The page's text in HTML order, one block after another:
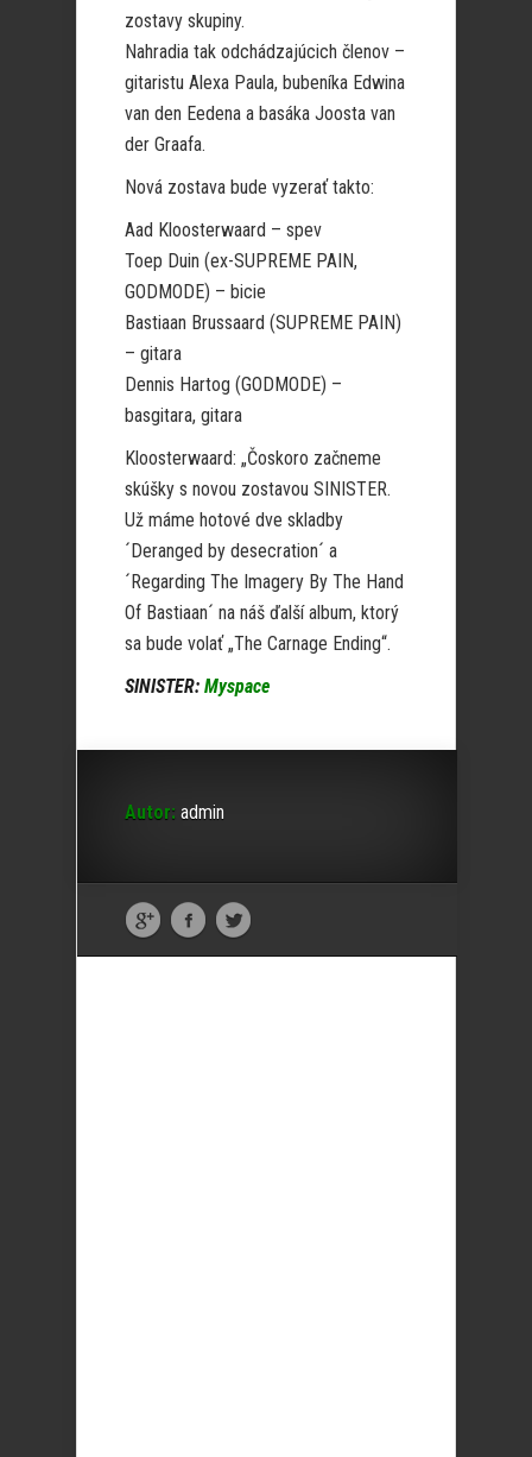
zostavy skupiny.
Nahradia tak odchádzajúcich členov –
gitaristu Alexa Paula, bubeníka Edwina
van den Eedena a basáka Joosta van
der Graafa.
Nová zostava bude vyzerať takto:
Aad Kloosterwaard – spev
Toep Duin (ex-SUPREME PAIN,
GODMODE) – bicie
Bastiaan Brussaard (SUPREME PAIN)
– gitara
Dennis Hartog (GODMODE) –
basgitara, gitara
Kloosterwaard: „Čoskoro začneme
skúšky s novou zostavou SINISTER.
Už máme hotové dve skladby
´Deranged by desecration´ a
´Regarding The Imagery By The Hand
Of Bastiaan´ na náš ďalší album, ktorý
sa bude volať „The Carnage Ending“.
SINISTER: Myspace
Autor: admin